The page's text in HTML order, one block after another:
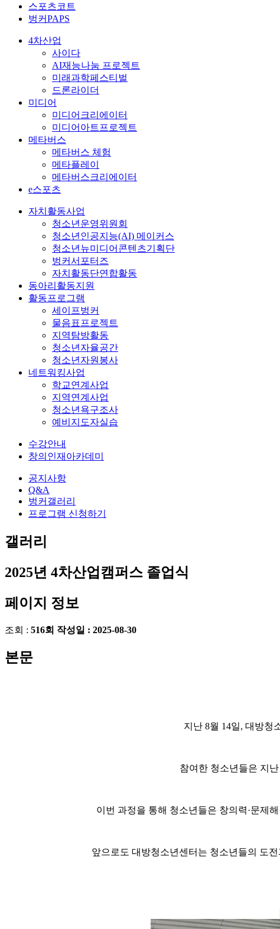
스포츠코트
벙커PAPS
4차산업
사이다
AI재능나눔 프로젝트
미래과학페스티벌
드론라이더
미디어
미디어크리에이터
미디어아트프로젝트
메타버스
메타버스 체험
메타플레이
메타버스크리에이터
e스포츠
자치활동사업
청소년운영위원회
청소년인공지능(AI) 메이커스
청소년뉴미디어콘텐츠기획단
벙커서포터즈
자치활동단연합활동
동아리활동지원
활동프로그램
세이프벙커
물음표프로젝트
지역탐방활동
청소년자율공간
청소년자원봉사
네트워킹사업
학교연계사업
지역연계사업
청소년욕구조사
예비지도자실습
수강안내
창의인재아카데미
공지사항
Q&A
벙커갤러리
프로그램 신청하기
갤러리
2025년 4차산업캠퍼스 졸업식
페이지 정보
조회 : 516회 작성일 : 2025-08-30
본문
지난 8월 14일, 대방청
참여한 청소년들은 지
이번 과정을 통해 청소년들은 창의력·문제
앞으로도 대방청소년센터는 청소년들의 도